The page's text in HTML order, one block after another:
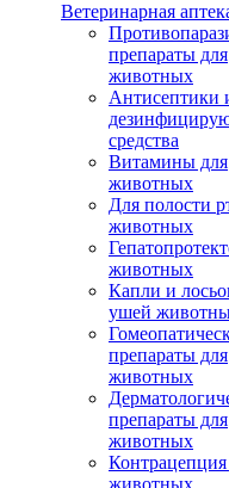
Ветеринарная
препараты для
животных
Антисептики
средства
Витамины для
животных
Для полости
животных
животных
Капли и
ушей
препараты для
животных
препараты для
животных
Контрацепция
животных